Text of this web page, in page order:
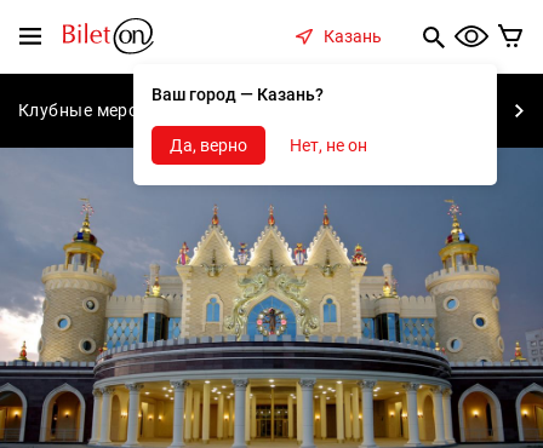
Меню
Казань
Ваш город — Казань?
Да, верно Нет, не он
Клубные мероприятия